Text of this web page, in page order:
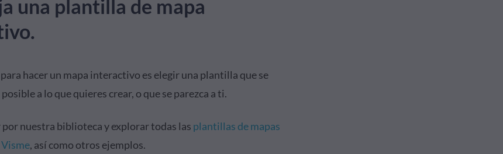
una plantilla de mapa
hacer un mapa interactivo es elegir una plantilla que se
a lo que quieres crear, o que se parezca a ti.
por nuestra biblioteca y explorar todas las plantillas de mapas
, así como otros ejemplos.